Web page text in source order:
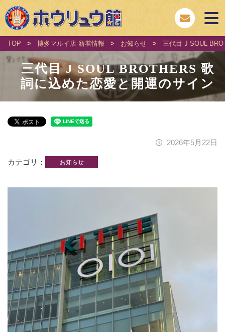
TOP > 博多マルイ店 新着情報 > お知らせ > 三代目 J SOUL
三代目 J SOUL BROTHERS 歌
詞に込めた恋愛と開運のサイン
2026年5月22日
カテゴリ お知らせ